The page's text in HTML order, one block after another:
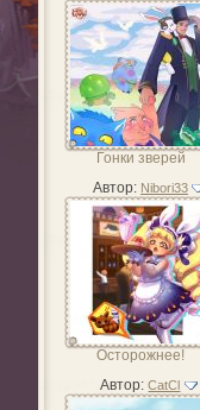
Гонки зверей
Автор: Nibori33
Осторожнее!
Автор:CatCl